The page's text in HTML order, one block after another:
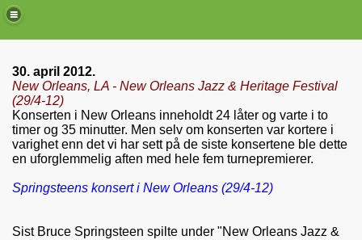
30. april 2012.
New Orleans, LA - New Orleans Jazz & Heritage Festival
(29/4-12)
Konserten i New Orleans inneholdt 24 låter og varte i to
timer og 35 minutter. Men selv om konserten var kortere i
varighet enn det vi har sett på de siste konsertene ble dette
en uforglemmelig aften med hele fem turnepremierer.
Springsteens konsert i New Orleans (29/4-12)
Sist Bruce Springsteen spilte under "New Orleans Jazz &